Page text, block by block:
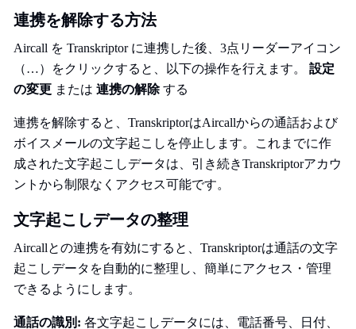
連携を解除する方法
Aircall を Transkriptor に連携した後、3点リーダーアイコン
（…）をクリックすると、以下の操作を行えます。 設定
の変更 または 連携の解除する
連携を解除すると、TranskriptorはAircallからの通話および
ボイスメールの文字起こしを停止します。これまでに作
成された文字起こしデータは、引き続きTranskriptorアカウ
ントから制限なくアクセス可能です。
文字起こしデータの整理
Aircallとの連携を有効にすると、Transkriptorは通話の文字
起こしデータを自動的に整理し、簡単にアクセス・管理
できるようにします。
通話の識別: 各文字起こしデータには、電話番号、日付、